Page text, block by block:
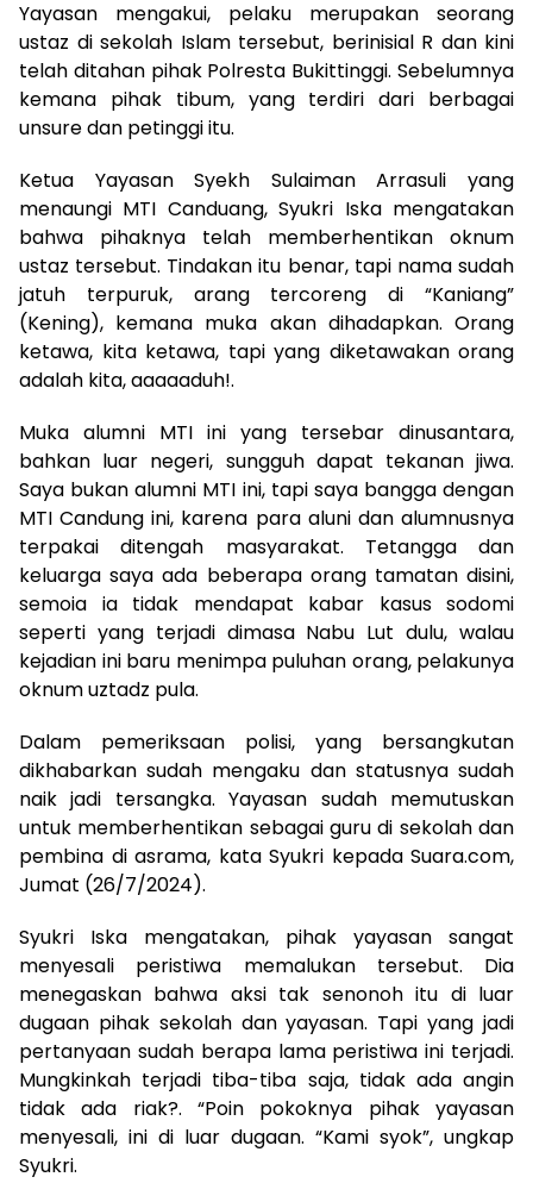
Yayasan mengakui, pelaku merupakan seorang
ustaz di sekolah Islam tersebut, berinisial R dan kini
telah ditahan pihak Polresta Bukittinggi. Sebelumnya
kemana pihak tibum, yang terdiri dari berbagai
unsure dan petinggi itu.
Ketua Yayasan Syekh Sulaiman Arrasuli yang
menaungi MTI Canduang, Syukri Iska mengatakan
bahwa pihaknya telah memberhentikan oknum
ustaz tersebut. Tindakan itu benar, tapi nama sudah
jatuh terpuruk, arang tercoreng di “Kaniang”
(Kening), kemana muka akan dihadapkan. Orang
ketawa, kita ketawa, tapi yang diketawakan orang
adalah kita, aaaaaduh!.
Muka alumni MTI ini yang tersebar dinusantara,
bahkan luar negeri, sungguh dapat tekanan jiwa.
Saya bukan alumni MTI ini, tapi saya bangga dengan
MTI Candung ini, karena para aluni dan alumnusnya
terpakai ditengah masyarakat. Tetangga dan
keluarga saya ada beberapa orang tamatan disini,
semoia ia tidak mendapat kabar kasus sodomi
seperti yang terjadi dimasa Nabu Lut dulu, walau
kejadian ini baru menimpa puluhan orang, pelakunya
oknum uztadz pula.
Dalam pemeriksaan polisi, yang bersangkutan
dikhabarkan sudah mengaku dan statusnya sudah
naik jadi tersangka. Yayasan sudah memutuskan
untuk memberhentikan sebagai guru di sekolah dan
pembina di asrama, kata Syukri kepada Suara.com,
Jumat (26/7/2024).
Syukri Iska mengatakan, pihak yayasan sangat
menyesali peristiwa memalukan tersebut. Dia
menegaskan bahwa aksi tak senonoh itu di luar
dugaan pihak sekolah dan yayasan. Tapi yang jadi
pertanyaan sudah berapa lama peristiwa ini terjadi.
Mungkinkah terjadi tiba-tiba saja, tidak ada angin
tidak ada riak?. “Poin pokoknya pihak yayasan
menyesali, ini di luar dugaan. “Kami syok”, ungkap
Syukri.